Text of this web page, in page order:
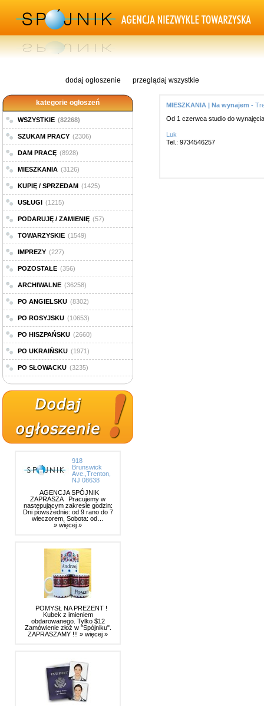
dodaj ogłoszenie przeglądaj wszystkie
kategorie ogłoszeń
WSZYSTKIE (82268)
SZUKAM PRACY (2306)
DAM PRACĘ (8928)
MIESZKANIA (3126)
KUPIĘ / SPRZEDAM (1425)
USŁUGI (1215)
PODARUJĘ / ZAMIENIĘ (57)
TOWARZYSKIE (1549)
IMPREZY (227)
POZOSTAŁE (356)
ARCHIWALNE (36258)
PO ANGIELSKU (8302)
PO ROSYJSKU (10653)
PO HISZPAŃSKU (2660)
PO UKRAIŃSKU (1971)
PO SŁOWACKU (3235)
918
Brunswick
Ave.,Trenton,
NJ 08638
AGENCJA SPÓJNIK
ZAPRASZA Pracujemy w
następującym zakresie godzin:
Dni powszednie: od 9 rano do 7
wieczorem, Sobota: od…
» więcej »
POMYSŁ NA PREZENT !
Kubek z imieniem
obdarowanego. Tylko $12
Zamówienie złoż w "Spójniku".
ZAPRASZAMY !!! » więcej »
MIESZKANIA | Na wynajem -
Od 1 czerwca studio do
Luk
Tel.: 9734546257